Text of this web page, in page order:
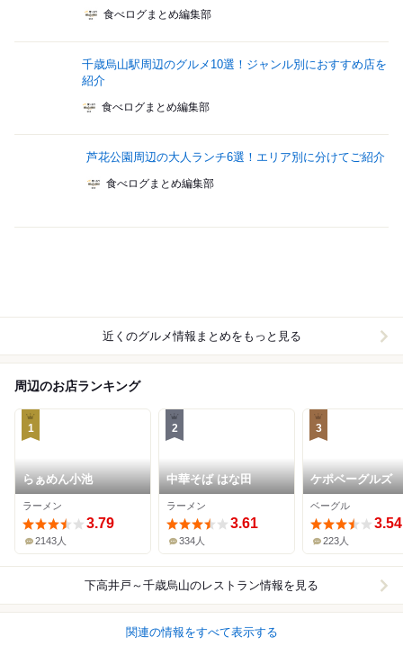
食べログまとめ編集部
千歳烏山駅周辺のグルメ10選！ジャンル別におすすめ店を
紹介
食べログまとめ編集部
芦花公園周辺の大人ランチ6選！エリア別に分けてご紹介
食べログまとめ編集部
近くのグルメ情報まとめをもっと見る
周辺のお店ランキング
1
らぁめん小池
ラーメン
3.79
2143人
2
中華そば はな田
ラーメン
3.61
334人
3
ケポベーグルズ
ベーグル
3.54
223人
下高井戸～千歳烏山のレストラン情報を見る
関連の情報をすべて表示する